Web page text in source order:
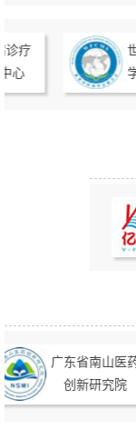
疗
世
学
广东省南山医药
创新研究院